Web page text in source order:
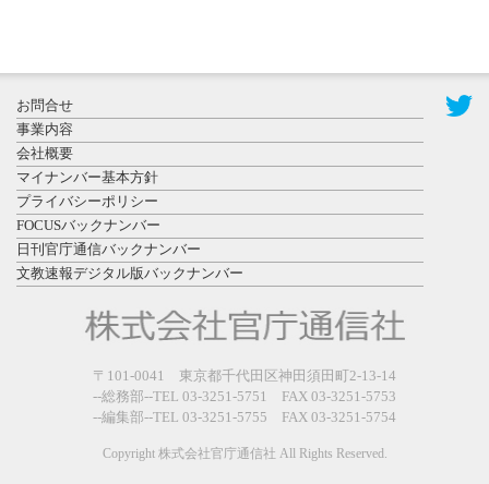
秋田大に設
置されたフ
ォトスポッ
2026年7月31
日更新
た東北大植
お問合せ
事業内容
会社概要
マイナンバー基本方針
プライバシーポリシー
FOCUSバックナンバー
日刊官庁通信バックナンバー
文教速報デジタル版バックナンバー
〒101-0041 東京都千代田区神田須田町2-13-14
--総務部--TEL 03-3251-5751 FAX 03-3251-5753
--編集部--TEL 03-3251-5755 FAX 03-3251-5754
Copyright 株式会社官庁通信社 All Rights Reserved.